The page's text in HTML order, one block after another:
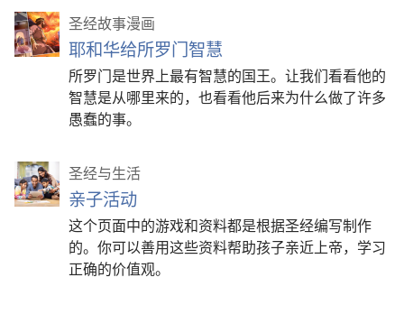
圣经故事漫画
耶和华给所罗门智慧
所罗门是世界上最有智慧的国王。让我们看看他的
智慧是从哪里来的，也看看他后来为什么做了许多
愚蠢的事。
圣经与生活
亲子活动
这个页面中的游戏和资料都是根据圣经编写制作
的。你可以善用这些资料帮助孩子亲近上帝，学习
正确的价值观。